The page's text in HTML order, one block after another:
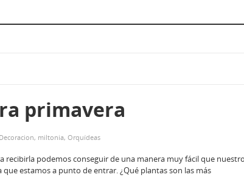
primavera
Decoracion, miltonia, Orquídeas
recibirla podemos conseguir de una manera muy fácil que
estamos a punto de entrar. ¿Qué plantas son las más